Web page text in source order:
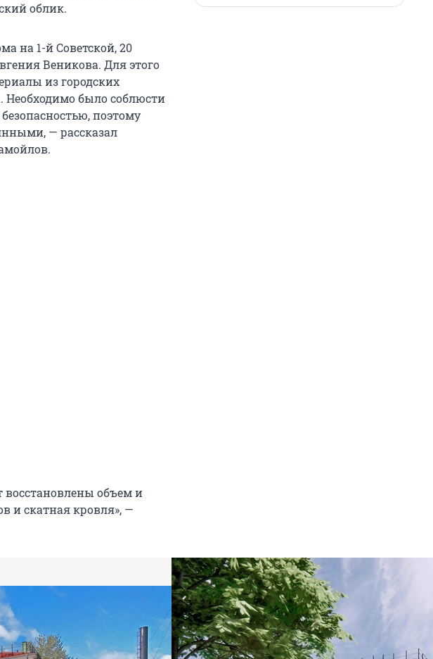
облик.
на 1-й Советской, 20
Веникова. Для этого
из городских
Необходимо было соблюсти
поэтому
— рассказал
восстановлены объем и
и скатная кровля», —